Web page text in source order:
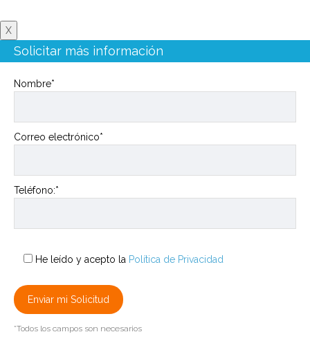
X
Solicitar más información
Nombre*
Correo electrónico*
Teléfono:*
He leído y acepto la Política de Privacidad
*Todos los campos son necesarios